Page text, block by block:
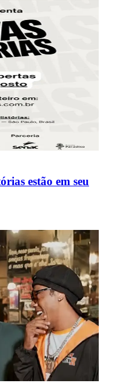
estão em seu